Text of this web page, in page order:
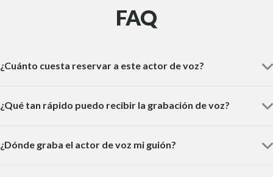
FAQ
¿Cuánto cuesta reservar a este actor de voz?
¿Qué tan rápido puedo recibir la grabación de voz?
¿Dónde graba el actor de voz mi guión?